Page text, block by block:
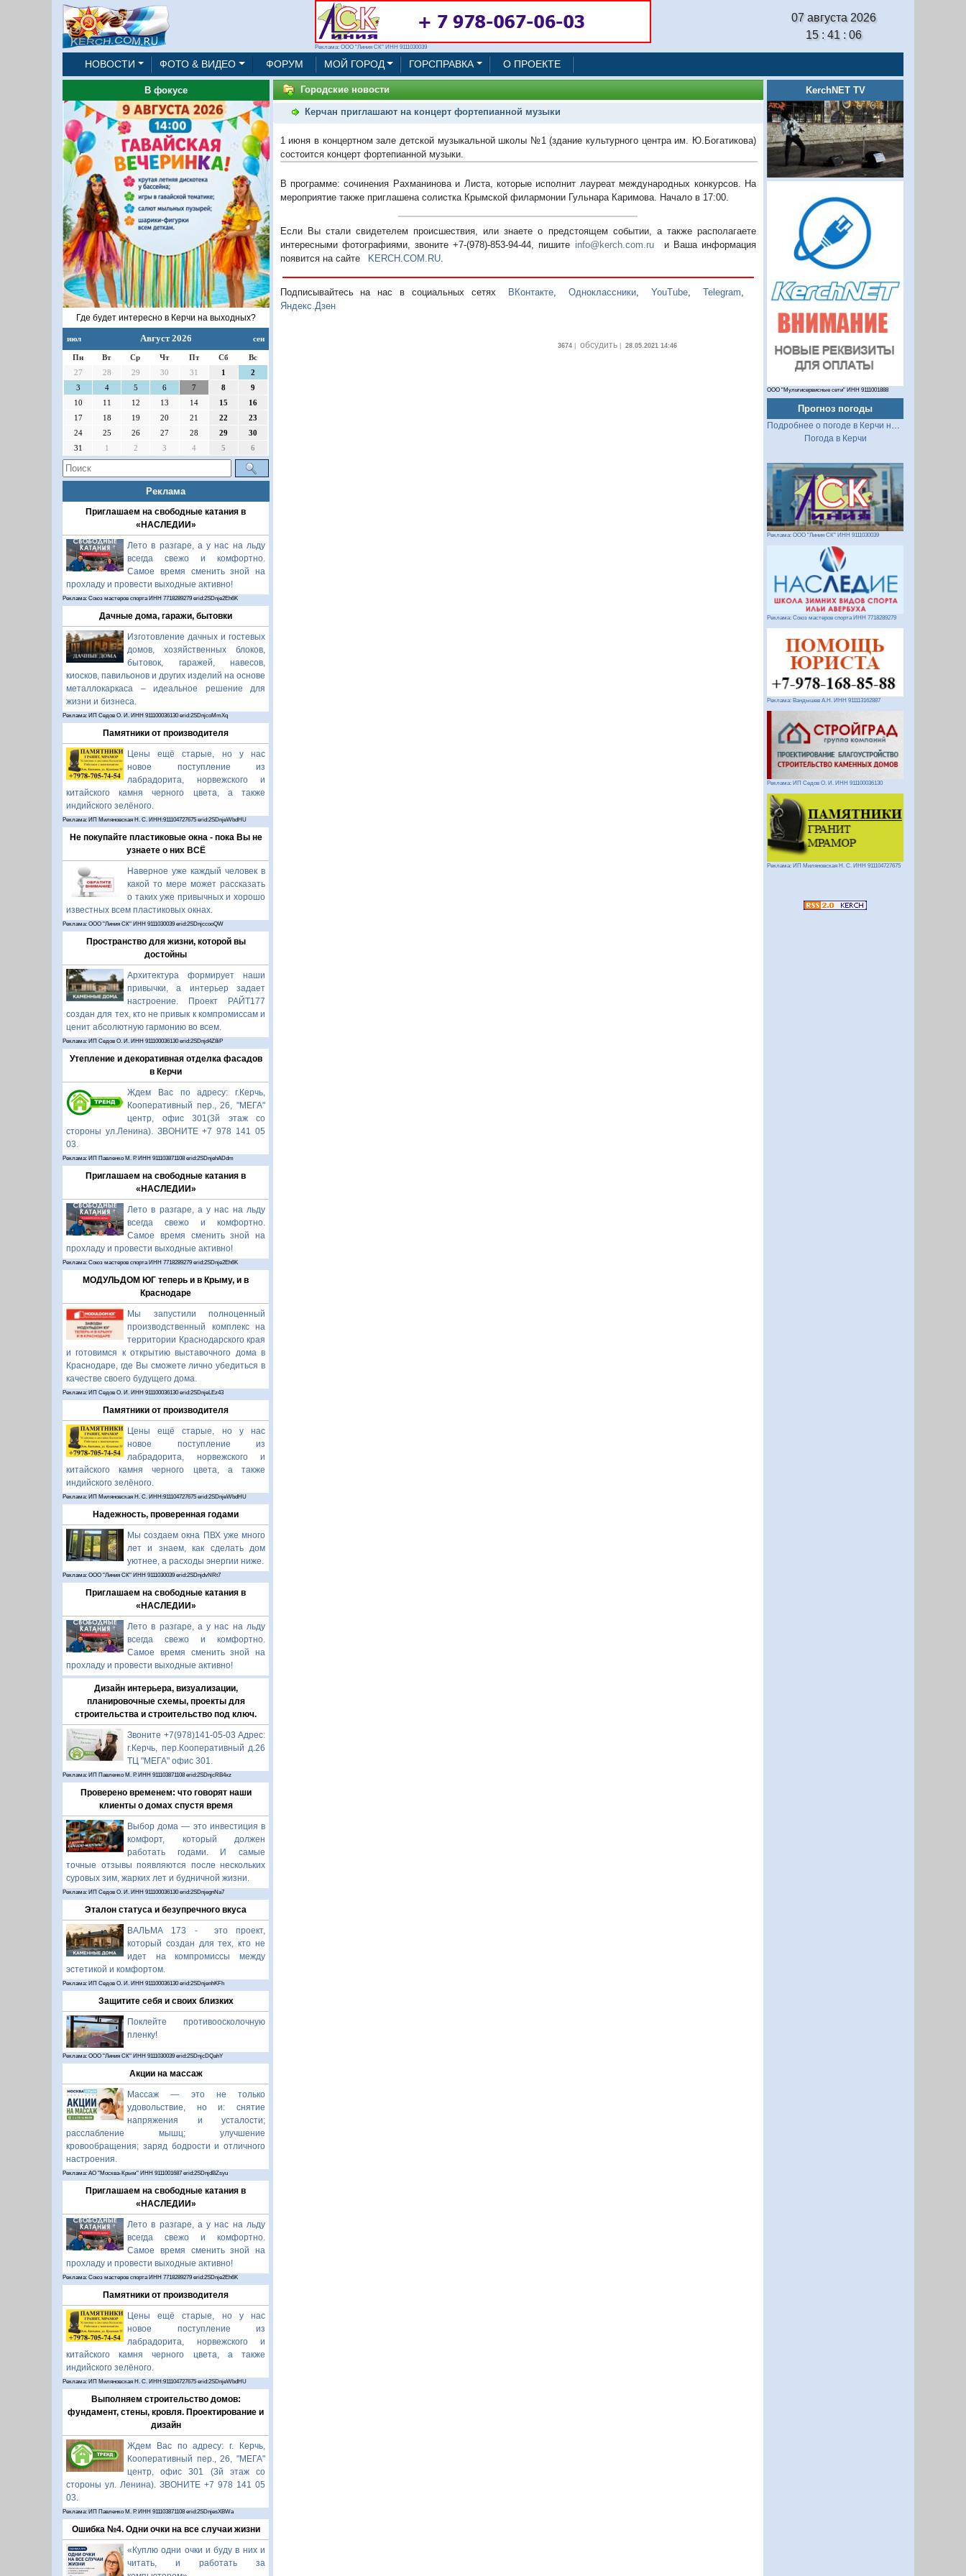
Реклама: ООО "Линия СК" ИНН 9111030039
07 августа 2026
15 : 41 : 07
НОВОСТИ ФОТО & ВИДЕО ФОРУМ МОЙ ГОРОД ГОРСПРАВКА О ПРОЕКТЕ
В фокусе
Где будет интересно в Керчи на выходных?
июл Август 2026 сен
Пн Вт Ср Чт Пт Сб
Вс
27
28 29 30 31 1
2
3
4 5 6 7 8
9
10
11 12 13 14 15
16
17
18 19 20 21 22
23
24
25 26 27 28 29
30
31
1 2 3 4 5 6
Реклама
Приглашаем на свободные катания в
«НАСЛЕДИИ»
Лето в разгаре, а у нас на льду
всегда свежо и комфортно.
Самое время сменить зной на
прохладу и провести выходные активно!
Реклама: Союз мастеров спорта ИНН 7718289279 erid:2SDnje2Eh6K
Дачные дома, гаражи, бытовки
Изготовление дачных и гостевых
домов, хозяйственных блоков,
бытовок, гаражей, навесов,
киосков, павильонов и других изделий на основе
металлокаркаса – идеальное решение для
жизни и бизнеса.
Реклама: ИП Седов О. И. ИНН 911100036130 erid:2SDnjcoMmXq
Памятники от производителя
Цены ещё старые, но у нас
новое поступление из
лабрадорита, норвежского и
китайского камня черного цвета, а также
индийского зелёного.
Реклама: ИП Миляновская Н. С. ИНН:911104727675 erid:2SDnjeWbdHU
Не покупайте пластиковые окна - пока Вы не
узнаете о них ВСЁ
Наверное уже каждый человек в
какой то мере может рассказать
о таких уже привычных и хорошо
известных всем пластиковых окнах.
Реклама: ООО "Линия СК" ИНН 9111030039 erid:2SDnjccooQW
Пространство для жизни, которой вы
достойны
Архитектура формирует наши
привычки, а интерьер задает
настроение. Проект РАЙТ177
создан для тех, кто не привык к компромиссам и
ценит абсолютную гармонию во всем.
Реклама: ИП Седов О. И. ИНН 911100036130 erid:2SDnjd4Z8iP
Утепление и декоративная отделка фасадов
в Керчи
Ждем Вас по адресу: г.Керчь,
Кооперативный пер., 26, "МЕГА"
центр, офис 301(3й этаж со
стороны ул.Ленина). ЗВОНИТЕ +7 978 141 05
03.
Реклама: ИП Павленко М. Р. ИНН 911103871108 erid:2SDnjehADdm
Приглашаем на свободные катания в
«НАСЛЕДИИ»
Лето в разгаре, а у нас на льду
всегда свежо и комфортно.
Самое время сменить зной на
прохладу и провести выходные активно!
Реклама: Союз мастеров спорта ИНН 7718289279 erid:2SDnje2Eh6K
МОДУЛЬДОМ ЮГ теперь и в Крыму, и в
Краснодаре
Мы запустили полноценный
производственный комплекс на
территории Краснодарского края
и готовимся к открытию выставочного дома в
Краснодаре, где Вы сможете лично убедиться в
качестве своего будущего дома.
Реклама: ИП Седов О. И. ИНН 911100036130 erid:2SDnjeLEz43
Памятники от производителя
Цены ещё старые, но у нас
новое поступление из
лабрадорита, норвежского и
китайского камня черного цвета, а также
индийского зелёного.
Реклама: ИП Миляновская Н. С. ИНН:911104727675 erid:2SDnjeWbdHU
Надежность, проверенная годами
Мы создаем окна ПВХ уже много
лет и знаем, как сделать дом
уютнее, а расходы энергии ниже.
Реклама: ООО "Линия СК" ИНН 9111030039 erid:2SDnjdvNRt7
Приглашаем на свободные катания в
«НАСЛЕДИИ»
Лето в разгаре, а у нас на льду
всегда свежо и комфортно.
Самое время сменить зной на
прохладу и провести выходные активно!
Дизайн интерьера, визуализации,
планировочные схемы, проекты для
строительства и строительство под ключ.
Звоните +7(978)141-05-03 Адрес:
г.Керчь, пер.Кооперативный д.26
ТЦ "МЕГА" офис 301.
Реклама: ИП Павленко М. Р. ИНН 911103871108 erid:2SDnjcRB4xz
Проверено временем: что говорят наши
клиенты о домах спустя время
Выбор дома — это инвестиция в
комфорт, который должен
работать годами. И самые
точные отзывы появляются после нескольких
суровых зим, жарких лет и будничной жизни.
Реклама: ИП Седов О. И. ИНН 911100036130 erid:2SDnjegnNa7
Эталон статуса и безупречного вкуса
ВАЛЬМА 173 - это проект,
который создан для тех, кто не
идет на компромиссы между
эстетикой и комфортом.
Реклама: ИП Седов О. И. ИНН 911100036130 erid:2SDnjenhKFh
Защитите себя и своих близких
Поклейте противоосколочную
пленку!
Реклама: ООО "Линия СК" ИНН 9111030039 erid:2SDnjcDQahY
Акции на массаж
Массаж — это не только
удовольствие, но и: снятие
напряжения и усталости;
расслабление мышц; улучшение
кровообращения; заряд бодрости и отличного
настроения.
Реклама: АО "Москва-Крым" ИНН 9111001687 erid:2SDnjdBZsyu
Приглашаем на свободные катания в
«НАСЛЕДИИ»
Лето в разгаре, а у нас на льду
всегда свежо и комфортно.
Самое время сменить зной на
прохладу и провести выходные активно!
Реклама: Союз мастеров спорта ИНН 7718289279 erid:2SDnje2Eh6K
Памятники от производителя
Цены ещё старые, но у нас
новое поступление из
лабрадорита, норвежского и
китайского камня черного цвета, а также
индийского зелёного.
Реклама: ИП Миляновская Н. С. ИНН:911104727675 erid:2SDnjeWbdHU
Выполняем строительство домов:
фундамент, стены, кровля. Проектирование и
дизайн
Ждем Вас по адресу: г. Керчь,
Кооперативный пер., 26, "МЕГА"
центр, офис 301 (3й этаж со
стороны ул. Ленина). ЗВОНИТЕ +7 978 141 05
03.
Реклама: ИП Павленко М. Р. ИНН 911103871108 erid:2SDnjesXBWa
Ошибка №4. Одни очки на все случаи жизни
«Куплю одни очки и буду в них и
читать, и работать за
Городские новости
Керчан приглашают на концерт фортепианной музыки
1 июня в концертном зале детской музыкальной школы №1 (здание культурного центра им. Ю.Богатикова)
состоится концерт фортепианной музыки.
В программе: сочинения Рахманинова и Листа, которые исполнит лауреат международных конкурсов. На
мероприятие также приглашена солистка Крымской филармонии Гульнара Каримова. Начало в 17:00.
Если Вы стали свидетелем происшествия, или знаете о предстоящем событии, а также располагаете
интересными фотографиями, звоните +7-(978)-853-94-44, пишите info@kerch.com.ru и Ваша информация
появится на сайте KERCH.COM.RU.
Подписывайтесь на нас в социальных сетях ВКонтакте Одноклассники ,YouTube ,Telegram
Яндекс.Дзен
3674| обсудить| 28.05.2021 14:46
KerchNET TV
ООО "Мультисервисные сети" ИНН 9111001888
Прогноз погоды
Подробнее о погоде в Керчи на 2 недели
Погода в Керчи
Реклама: ООО "Линия СК" ИНН 9111030039
Реклама: Союз мастеров спорта ИНН 7718289279
Реклама: Вандышев А.Н. ИНН 911113162887
Реклама: ИП Седов О. И. ИНН 911100036130
Реклама: ИП Миляновская Н. С. ИНН 911104727675